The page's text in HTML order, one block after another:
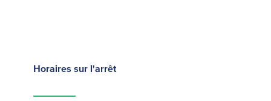
Horaires sur l'arrêt